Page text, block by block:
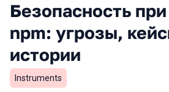
Безопасность
npm: угрозы,
истории
Instruments